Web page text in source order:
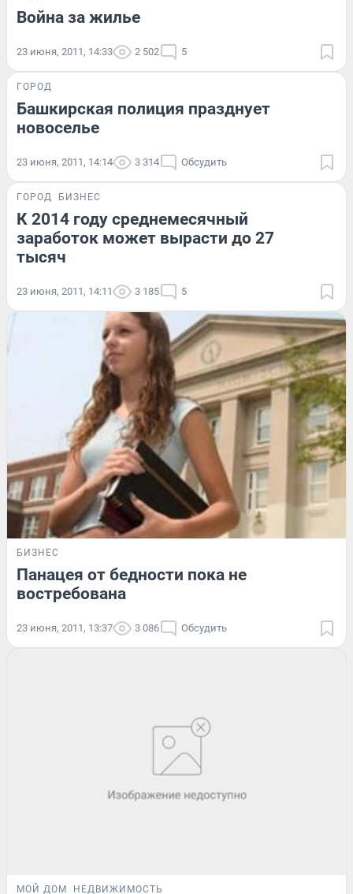
Война за жилье
23 июня, 2011, 14:33 2 502 5
ГОРОД
Башкирская полиция празднует
новоселье
23 июня, 2011, 14:14 3 314 Обсудить
ГОРОД БИЗНЕС
К 2014 году среднемесячный
заработок может вырасти до 27
тысяч
23 июня, 2011, 14:11 3 185 5
БИЗНЕС
Панацея от бедности пока не
востребована
23 июня, 2011, 13:37 3 086 Обсудить
МОЙ ДОМ НЕДВИЖИМОСТЬ